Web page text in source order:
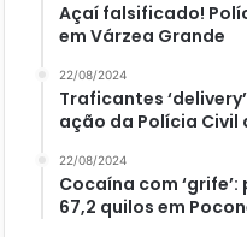
Açaí falsificado!
em Várzea Grande
22/08/2024
Traficantes
ação da Polícia Civil
22/08/2024
Cocaína com
67,2 quilos em